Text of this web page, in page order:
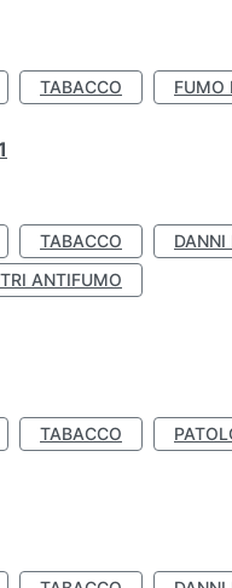
TABACCO FUMO
TABACCO DANNI
ANTIFUMO
TABACCO